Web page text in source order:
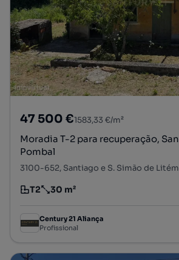
47 500 €1583,33 €/m²
Moradia T-2 para recuperação,
Pombal
Tipologia
T2
Preço por metro quadrado
30 m²
Century 21 Aliança
Profissional